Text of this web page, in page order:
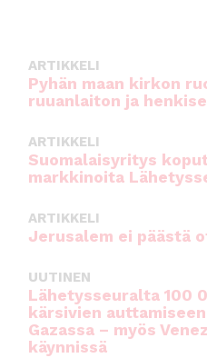
k
ARTIKKELI
Pyhän maan kirkon
ruuanlaiton ja
ARTIKKELI
Suomalaisyritys
markkinoita
ARTIKKELI
Jerusalem ei päästä
UUTINEN
Lähetysseuralta 100
kärsivien
Gazassa – myös
käynnissä